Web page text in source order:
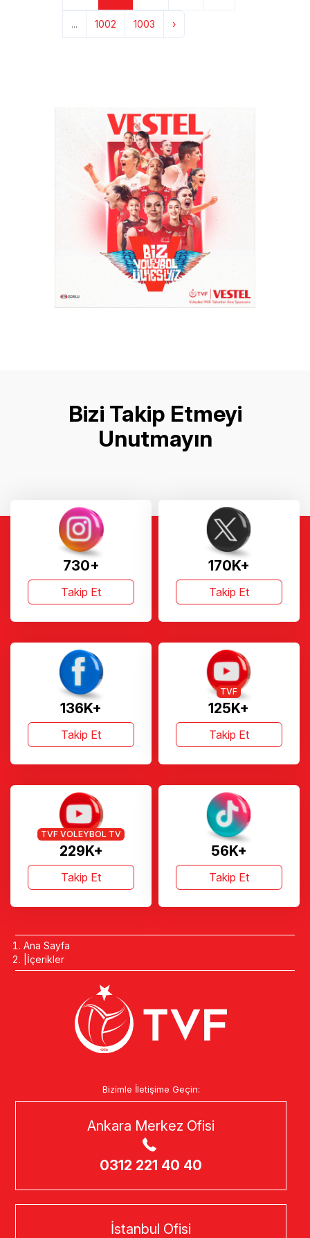
... 1002 1003 ›
Bizi Takip Etmeyi
Unutmayın
730+
Takip Et
170K+
Takip Et
136K+
Takip Et
125K+
TVF
Takip Et
229K+
TVF VOLEYBOL TV
Takip Et
56K+
Takip Et
Ana Sayfa
İçerikler
Bizimle İletişime Geçin:
Ankara Merkez Ofisi
0312 221 40 40
İstanbul Ofisi